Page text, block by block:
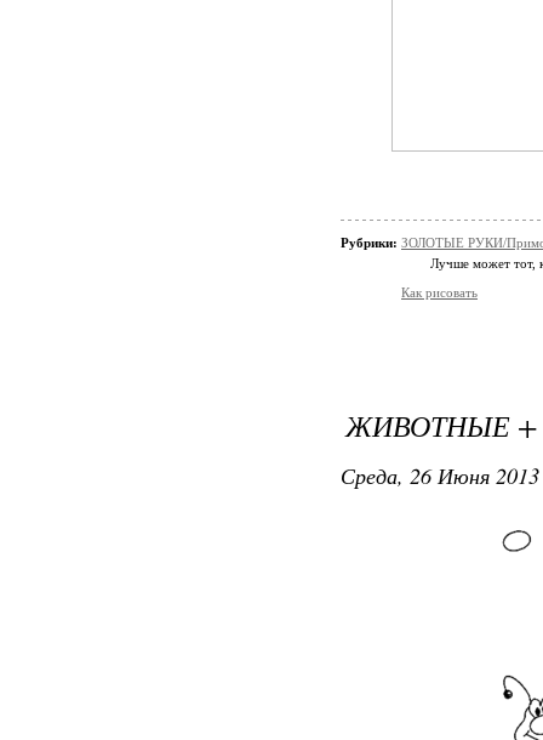
Рубрики: ЗОЛОТЫЕ РУКИ/
Лучше может тот,
Как рисовать
ЖИВОТНЫЕ +
Среда, 26 Июня